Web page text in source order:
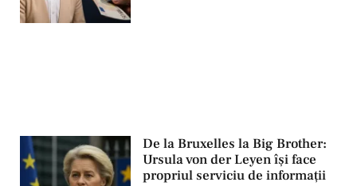
De la Bruxelles la Big Brother:
Ursula von der Leyen își face
propriul serviciu de informații